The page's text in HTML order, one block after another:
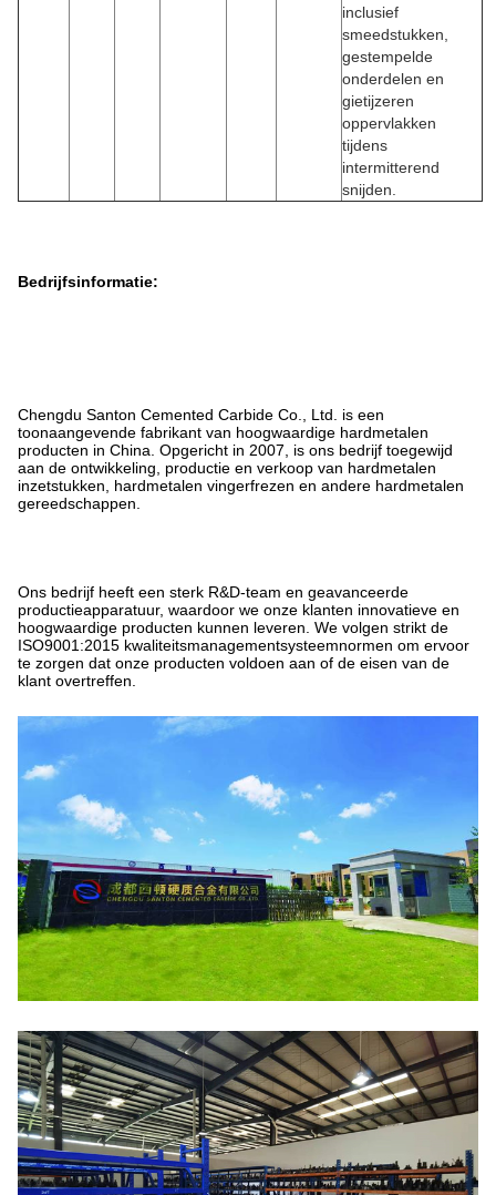
inclusief
smeedstukken,
gestempelde
onderdelen en
gietijzeren
oppervlakken
tijdens
intermitterend
snijden.
Bedrijfsinformatie:
Chengdu Santon Cemented Carbide Co., Ltd. is een
toonaangevende fabrikant van hoogwaardige hardmetalen
producten in China. Opgericht in 2007, is ons bedrijf toegewijd
aan de ontwikkeling, productie en verkoop van hardmetalen
inzetstukken, hardmetalen vingerfrezen en andere hardmetalen
gereedschappen.
Ons bedrijf heeft een sterk R&D-team en geavanceerde
productieapparatuur, waardoor we onze klanten innovatieve en
hoogwaardige producten kunnen leveren. We volgen strikt de
ISO9001:2015 kwaliteitsmanagementsysteemnormen om ervoor
te zorgen dat onze producten voldoen aan of de eisen van de
klant overtreffen.